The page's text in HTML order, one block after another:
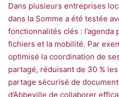
Dans plusieurs entreprises
dans la Somme a été testée
fonctionnalités clés : l’agenda
fichiers et la mobilité. Par
optimisé la coordination de
partagé, réduisant de 30 %
partage sécurisé de
d’Abbeville de collaborer